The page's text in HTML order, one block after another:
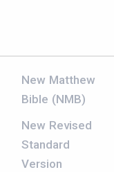
New Matthew
Bible (NMB)
New Revised
Standard
Version